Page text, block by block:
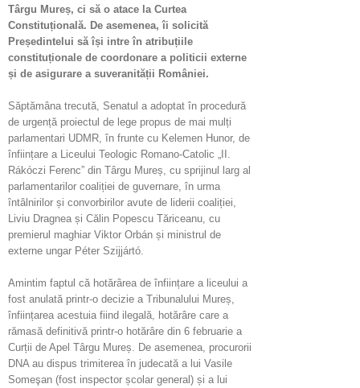
Târgu Mureș, ci să o atace la Curtea
Constituțională. De asemenea, îi solicită
Președintelui să își intre în atribuțiile
constituționale de coordonare a politicii externe
și de asigurare a suveranității României.
Săptămâna trecută, Senatul a adoptat în procedură
de urgență proiectul de lege propus de mai mulți
parlamentari UDMR, în frunte cu Kelemen Hunor, de
înființare a Liceului Teologic Romano-Catolic „II.
Rákóczi Ferenc” din Târgu Mureș, cu sprijinul larg al
parlamentarilor coaliției de guvernare, în urma
întâlnirilor și convorbirilor avute de liderii coaliției,
Liviu Dragnea și Călin Popescu Tăriceanu, cu
premierul maghiar Viktor Orbán și ministrul de
externe ungar Péter Szijjártó.
Amintim faptul că hotărârea de înființare a liceului a
fost anulată printr-o decizie a Tribunalului Mureș,
înființarea acestuia fiind ilegală, hotărâre care a
rămasă definitivă printr-o hotărâre din 6 februarie a
Curții de Apel Târgu Mureș. De asemenea, procurorii
DNA au dispus trimiterea în judecată a lui Vasile
Someşan (fost inspector școlar general) și a lui